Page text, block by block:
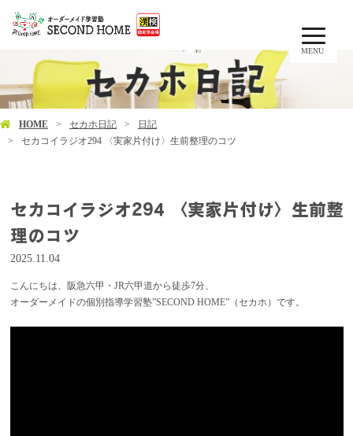
MENU
HOME セカホ日記
日記
セカコイラジオ294 〈実家片付け〉生前整理のコツ
セカコイラジオ294 〈実家片付け〉生前整
理のコツ
2025.11.04
こんにちは、阪急六甲・JR六甲道から徒歩7分、
オーダーメイドの個別指導学習塾”SECOND HOME”（セカホ）です。